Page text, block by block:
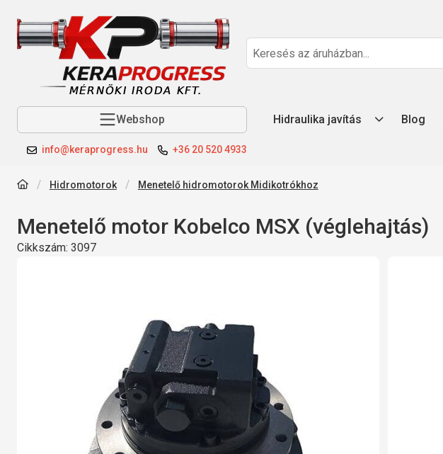
Webshop Hidraulika javítás Blog
info@keraprogress.hu +36 20 520 4933
Hidromotorok Menetelő hidromotorok Midikotrókhoz
Menetelő motor Kobelco MSX (véglehajtás)
Cikkszám: 3097